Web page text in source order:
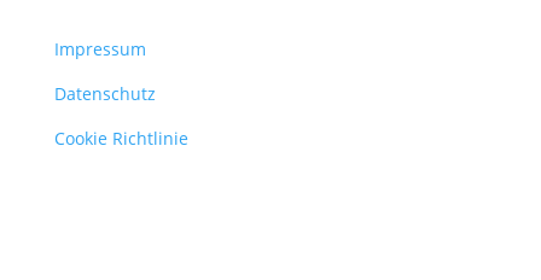
Impressum
Datenschutz
Cookie Richtlinie